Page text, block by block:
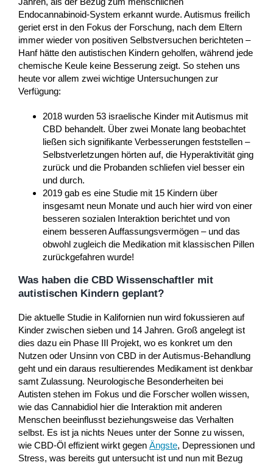
Endocannabinoid-System erkannt wurde. Autismus freilich
geriet erst in den Fokus der Forschung, nach dem Eltern
immer wieder von positiven Selbstversuchen berichteten –
Hanf hätte den autistischen Kindern geholfen, während jede
chemische Keule keine Besserung zeigt. So stehen uns
heute vor allem zwei wichtige Untersuchungen zur
Verfügung:
2018 wurden 53 israelische Kinder mit Autismus mit
CBD behandelt. Über zwei Monate lang beobachtet
ließen sich signifikante Verbesserungen feststellen –
Selbstverletzungen hörten auf, die Hyperaktivität ging
zurück und die Probanden schliefen viel besser ein
und durch.
2019 gab es eine Studie mit 15 Kindern über
insgesamt neun Monate und auch hier wird von einer
besseren sozialen Interaktion berichtet und von
einem besseren Auffassungsvermögen – und das
obwohl zugleich die Medikation mit klassischen Pillen
zurückgefahren wurde!
Was haben die CBD Wissenschaftler mit
autistischen Kindern geplant?
Die aktuelle Studie in Kalifornien nun wird fokussieren auf
Kinder zwischen sieben und 14 Jahren. Groß angelegt ist
dies dazu ein Phase III Projekt, wo es konkret um den
Nutzen oder Unsinn von CBD in der Autismus-Behandlung
geht und ein daraus resultierendes Medikament ist denkbar
samt Zulassung. Neurologische Besonderheiten bei
Autisten stehen im Fokus und die Forscher wollen wissen,
wie das Cannabidiol hier die Interaktion mit anderen
Menschen beeinflusst beziehungsweise das Verhalten
selbst. Es ist ja nichts Neues unter der Sonne zu wissen,
wie CBD-Öl effizient wirkt gegen Ängste, Depressionen und
Stress, was bereits gut untersucht ist und nun mit Bezug